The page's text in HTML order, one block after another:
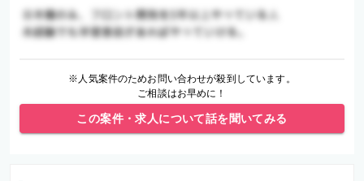
※人気案件のためお問い合わせが殺到しています。
ご相談はお早めに！
この案件・求人について話を聞いてみる